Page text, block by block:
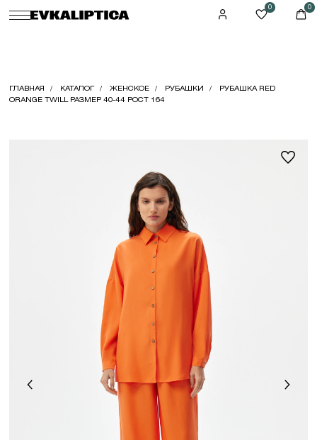
0 0
ГЛАВНАЯ КАТАЛОГ ЖЕНСКОЕ РУБАШКИ
РУБАШКА RED
ORANGE TWILL РАЗМЕР 40-44 РОСТ 164